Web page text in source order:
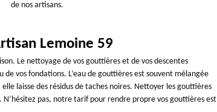
de nos artisans.
Lemoine 59
Le nettoyage de vos gouttières et de vos descentes
vos fondations. L’eau de gouttières est souvent mélangée
laisse des résidus de taches noires. Nettoyer les gouttières
pas, notre tarif pour rendre propre vos gouttières est